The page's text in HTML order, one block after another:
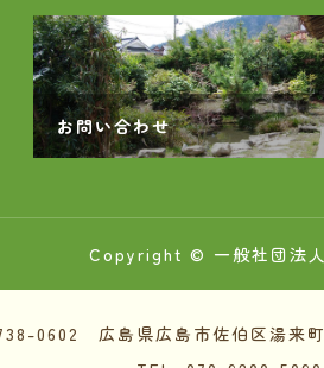
お問い合わせ
Copyright © 一般社団法
0602 広島県広島市佐伯区湯来